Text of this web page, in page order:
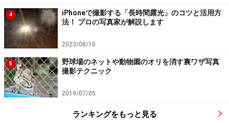
【編集部おすすめの購入サイト】
Amazonで写真撮影関連の商品をチェック！
楽天市場で写真撮影関連の商品をチェック！
4
iPhoneで撮影する「長時間露光」のコツと活用方
法！ プロの写真家が解説します
2023/08/10
5
野球場のネットや動物園のオリを消す裏ワザ写真
撮影テクニック
2019/07/05
ランキングをもっと見る